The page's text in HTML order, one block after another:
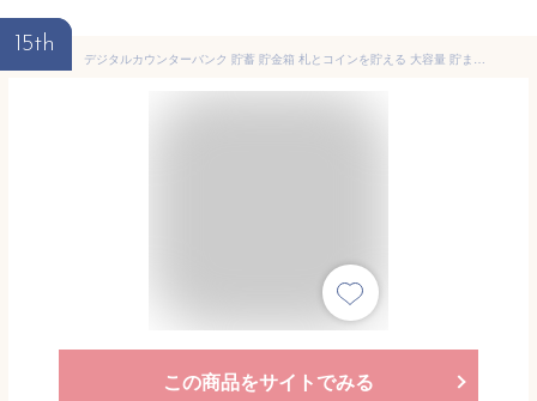
15th
デジタルカウンターバンク 貯蓄 貯金箱 札とコインを貯える 大容量 貯まる 透明 お金 子供 金額調整 計算 お小遣い 自動計算
この商品をサイトでみる